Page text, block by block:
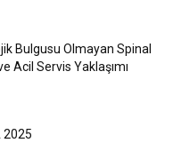
Bulgusu Olmayan Spinal
Acil Servis Yaklaşımı
2025